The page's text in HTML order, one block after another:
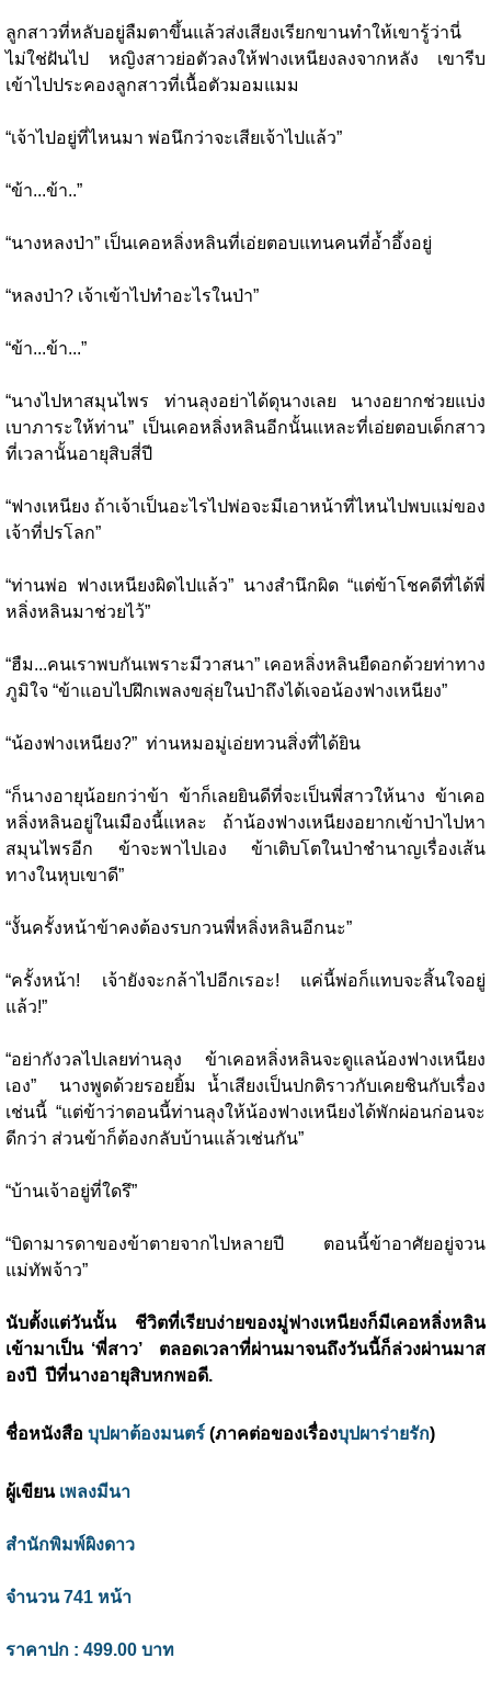
ลูกสาวที่หลับอยู่ลืมตาขึ้นแล้วส่งเสียงเรียกขานทำให้เขารู้ว่านี่
ไม่ใช่ฝันไป หญิงสาวย่อตัวลงให้ฟางเหนียงลงจากหลัง เขารีบ
เข้าไปประคองลูกสาวที่เนื้อตัวมอมแมม
“เจ้าไปอยู่ที่ไหนมา พ่อนึกว่าจะเสียเจ้าไปแล้ว”
“ข้า...ข้า..”
“นางหลงป่า” เป็นเคอหลิ่งหลินที่เอ่ยตอบแทนคนที่อ้ำอึ้งอยู่
“หลงป่า? เจ้าเข้าไปทำอะไรในป่า”
“ข้า...ข้า...”
“นางไปหาสมุนไพร ท่านลุงอย่าได้ดุนางเลย นางอยากช่วยแบ่ง
เบาภาระให้ท่าน” เป็นเคอหลิ่งหลินอีกนั้นแหละที่เอ่ยตอบเด็กสาว
ที่เวลานั้นอายุสิบสี่ปี
“ฟางเหนียง ถ้าเจ้าเป็นอะไรไปพ่อจะมีเอาหน้าที่ไหนไปพบแม่ของ
เจ้าที่ปรโลก”
“ท่านพ่อ ฟางเหนียงผิดไปแล้ว” นางสำนึกผิด “แต่ข้าโชคดีที่ได้พี่
หลิ่งหลินมาช่วยไว้”
“ฮืม...คนเราพบกันเพราะมีวาสนา” เคอหลิ่งหลินยืดอกด้วยท่าทาง
ภูมิใจ “ข้าแอบไปฝึกเพลงขลุ่ยในป่าถึงได้เจอน้องฟางเหนียง”
“น้องฟางเหนียง?” ท่านหมอมู่เอ่ยทวนสิ่งที่ได้ยิน
“ก็นางอายุน้อยกว่าข้า ข้าก็เลยยินดีที่จะเป็นพี่สาวให้นาง ข้าเคอ
หลิ่งหลินอยู่ในเมืองนี้แหละ ถ้าน้องฟางเหนียงอยากเข้าป่าไปหา
สมุนไพรอีก ข้าจะพาไปเอง ข้าเติบโตในป่าชำนาญเรื่องเส้น
ทางในหุบเขาดี”
“งั้นครั้งหน้าข้าคงต้องรบกวนพี่หลิ่งหลินอีกนะ”
“ครั้งหน้า! เจ้ายังจะกล้าไปอีกเรอะ! แค่นี้พ่อก็แทบจะสิ้นใจอยู่
แล้ว!”
“อย่ากังวลไปเลยท่านลุง ข้าเคอหลิ่งหลินจะดูแลน้องฟางเหนียง
เอง” นางพูดด้วยรอยยิ้ม น้ำเสียงเป็นปกติราวกับเคยชินกับเรื่อง
เช่นนี้ “แต่ข้าว่าตอนนี้ท่านลุงให้น้องฟางเหนียงได้พักผ่อนก่อนจะ
ดีกว่า ส่วนข้าก็ต้องกลับบ้านแล้วเช่นกัน”
“บ้านเจ้าอยู่ที่ใดรึ”
“บิดามารดาของข้าตายจากไปหลายปี ตอนนี้ข้าอาศัยอยู่จวน
แม่ทัพจ้าว”
นับตั้งแต่วันนั้น ชีวิตที่เรียบง่ายของมู่ฟางเหนียงก็มีเคอหลิ่งหลิน
เข้ามาเป็น ‘พี่สาว’ ตลอดเวลาที่ผ่านมาจนถึงวันนี้ก็ล่วงผ่านมาส
องปี ปีที่นางอายุสิบหกพอดี.
ชื่อหนังสือ บุปผาต้องมนตร์ (ภาคต่อของเรื่องบุปผาร่ายรัก)
ผู้เขียน เพลงมีนา
สำนักพิมพ์ผิงดาว
จำนวน 741 หน้า
ราคาปก : 499.00 บาท